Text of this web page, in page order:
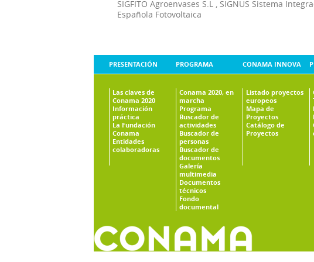
SIGFITO Agroenvases S.L
SIGNUS Sistema
Española Fotovoltaica
PRESENTACIÓN
Las claves de
Conama 2020
Información
práctica
La Fundación
Conama
Entidades
colaboradoras
PROGRAMA
Conama 2020, en
marcha
Programa
Buscador de
actividades
Buscador de
personas
Buscador de
documentos
Galería
multimedia
Documentos
técnicos
Fondo
documental
CONAMA INNOVA
Listado proyectos
europeos
Mapa de
Proyectos
Catálogo de
Proyectos